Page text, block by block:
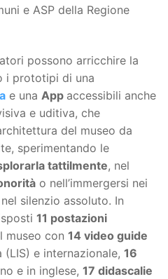
e ASP della Regione
possono arricchire la
i prototipi di una
e una App accessibili anche
e uditiva, che
del museo da
sperimentando le
tattilmente, nel
o nell’immergersi nei
silenzio assoluto. In
11 postazioni
museo con 14 video guide
e internazionale, 16
e in inglese, 17 didascalie